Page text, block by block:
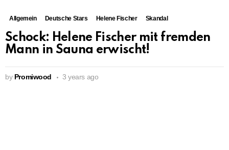
Allgemein Deutsche Stars Helene Fischer Skandal
Schock: Helene Fischer mit fremden
Mann in Sauna erwischt!
by Promiwood 3 years ago